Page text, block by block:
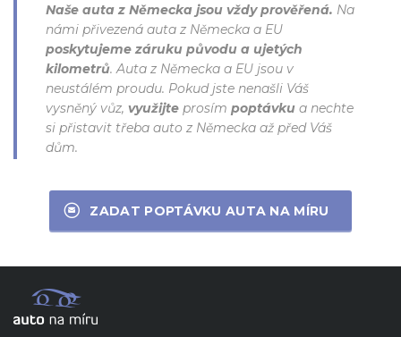
Naše auta z Německa jsou vždy prověřená. Na
námi přivezená auta z Německa a EU
poskytujeme záruku původu a ujetých
kilometrů. Auta z Německa a EU jsou v
neustálém proudu. Pokud jste nenašli Váš
vysněný vůz, využijte prosím poptávku a nechte
si přistavit třeba auto z Německa až před Váš
dům.
ZADAT POPTÁVKU AUTA NA MÍRU